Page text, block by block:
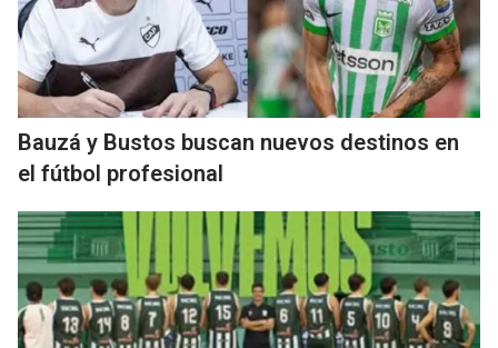
Bauzá y Bustos buscan nuevos destinos en
el fútbol profesional